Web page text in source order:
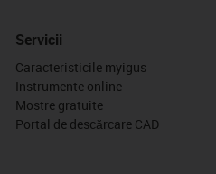
Servicii
Caracteristicile myigus
Instrumente online
Mostre gratuite
Portal de descărcare CAD